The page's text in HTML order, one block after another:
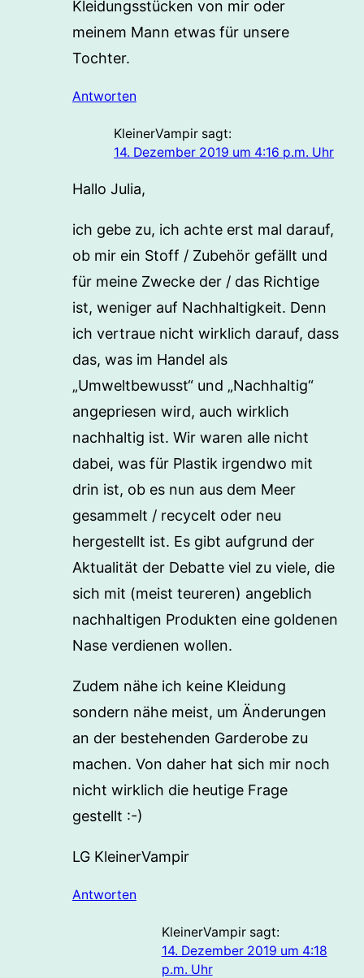
Kleidungsstücken von mir oder
meinem Mann etwas für unsere
Tochter.
Antworten
KleinerVampir sagt:
14. Dezember 2019 um 4:16 p.m. Uhr
Hallo Julia,
ich gebe zu, ich achte erst mal darauf,
ob mir ein Stoff / Zubehör gefällt und
für meine Zwecke der / das Richtige
ist, weniger auf Nachhaltigkeit. Denn
ich vertraue nicht wirklich darauf, dass
das, was im Handel als
„Umweltbewusst“ und „Nachhaltig“
angepriesen wird, auch wirklich
nachhaltig ist. Wir waren alle nicht
dabei, was für Plastik irgendwo mit
drin ist, ob es nun aus dem Meer
gesammelt / recycelt oder neu
hergestellt ist. Es gibt aufgrund der
Aktualität der Debatte viel zu viele, die
sich mit (meist teureren) angeblich
nachhaltigen Produkten eine goldenen
Nase verdienen wollen.
Zudem nähe ich keine Kleidung
sondern nähe meist, um Änderungen
an der bestehenden Garderobe zu
machen. Von daher hat sich mir noch
nicht wirklich die heutige Frage
gestellt :-)
LG KleinerVampir
Antworten
KleinerVampir sagt:
14. Dezember 2019 um 4:18
p.m. Uhr